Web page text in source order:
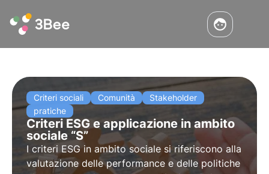
Criteri sociali Comunità
Stakeholder
pratiche
Criteri ESG e applicazione in ambito
sociale “S”
I criteri ESG in ambito sociale si riferiscono alla
valutazione delle performance e delle politiche